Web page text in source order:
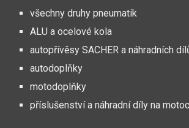
všechny druhy pneumatik
ALU a ocelové kola
autopřívěsy SACHER a náhradních
autodoplňky
motodoplňky
příslušenství a náhradní díly na